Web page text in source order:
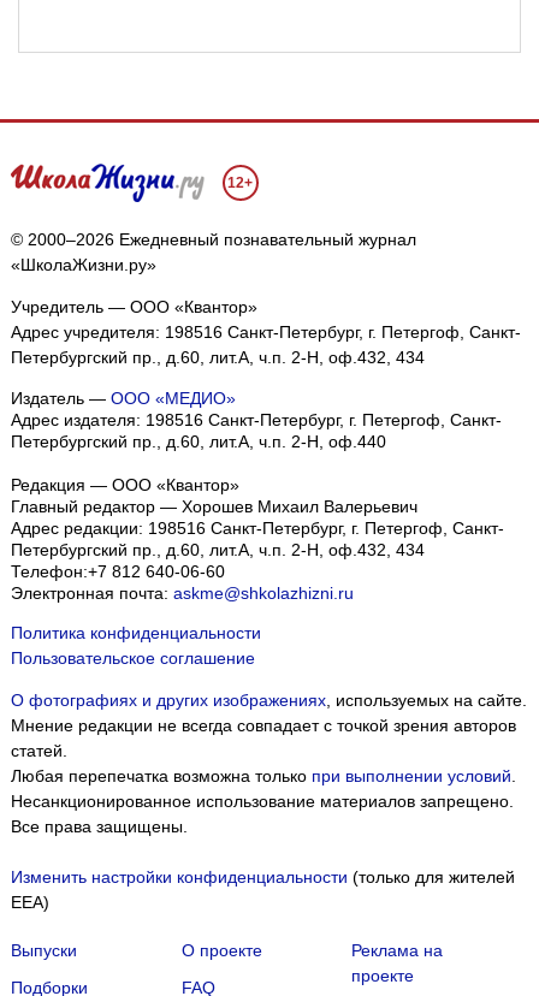
12+
© 2000–2026 Ежедневный познавательный журнал
«ШколаЖизни.ру»
Учредитель — ООО «Квантор»
Адрес учредителя: 198516 Санкт-Петербург, г. Петергоф, Санкт-
Петербургский пр., д.60, лит.А, ч.п. 2-Н, оф.432, 434
Издатель — ООО «МЕДИО»
Адрес издателя: 198516 Санкт-Петербург, г. Петергоф, Санкт-
Петербургский пр., д.60, лит.А, ч.п. 2-Н, оф.440
Редакция — ООО «Квантор»
Главный редактор — Хорошев Михаил Валерьевич
Адрес редакции: 198516 Санкт-Петербург, г. Петергоф Санкт-
Петербургский пр., д.60, лит.А, ч.п. 2-Н, оф.432, 434
Телефон:+7 812 640-06-60
Электронная почта: askme@shkolazhizni.ru
Политика конфиденциальности
Пользовательское соглашение
О фотографиях и других изображениях, используемых на сайте.
Мнение редакции не всегда совпадает с точкой зрения авторов
статей.
Любая перепечатка возможна только при выполнении условий
Несанкционированное использование материалов запрещено.
Все права защищены.
Изменить настройки конфиденциальности (только для жителей
EEA)
Выпуски
Подборки
О проекте
FAQ
Реклама на
проекте